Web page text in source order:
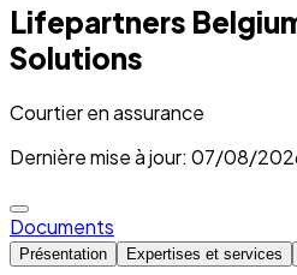
Lifepartners
Solutions
Courtier en assurance
Dernière mise à jour: 07/08/
Documents
Présentation Expertises et services